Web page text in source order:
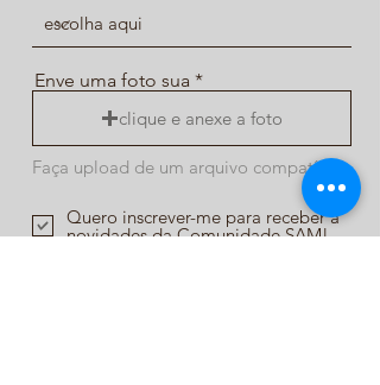
Enve uma foto sua
clique e anexe a foto
Faça upload de um arquivo compatível (máx. 15MB)
Quero inscrever-me para receber a
novidades da Comunidade SAM!